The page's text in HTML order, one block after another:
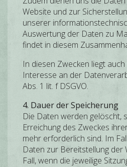
Website und zur
unserer
Auswertung der Daten zu
findet in diesem
In diesen Zwecken liegt
Interesse an der
Abs. 1 lit. f DSGVO.
4. Dauer der Speicherung
Die Daten werden gelöscht,
Erreichung des Zweckes
mehr erforderlich sind. Im
Daten zur Bereitstellung der
Fall, wenn die jeweilige